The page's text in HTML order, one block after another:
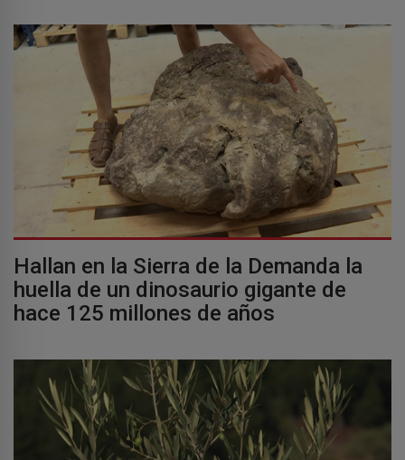
Hallan en la Sierra de la Demanda la
huella de un dinosaurio gigante de
hace 125 millones de años